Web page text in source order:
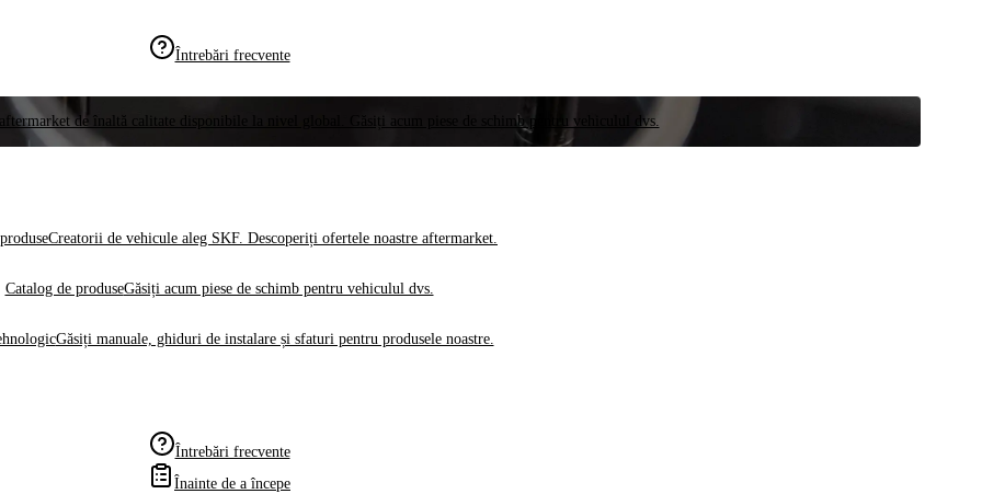
Întrebări frecvente
de înaltă calitate disponibile la nivel global. Găsiți acum piese de schimb pentru vehiculul dvs.
Creatorii de vehicule aleg SKF. Descoperiți ofertele noastre aftermarket.
Catalog de produseGăsiți acum piese de schimb pentru vehiculul dvs.
Găsiți manuale, ghiduri de instalare și sfaturi pentru produsele noastre.
Întrebări frecvente
Înainte de a începe